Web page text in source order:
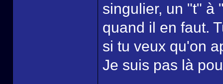
singulier, un "t" à
quand il en faut.
si tu veux qu'on
Je suis pas là